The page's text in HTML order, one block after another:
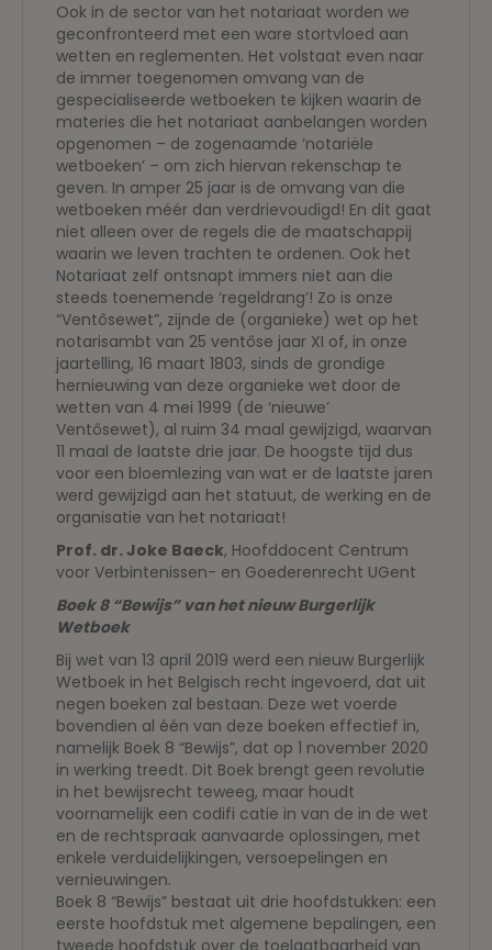
Ook in de sector van het notariaat worden we
geconfronteerd met een ware stortvloed aan
wetten en reglementen. Het volstaat even naar
de immer toegenomen omvang van de
gespecialiseerde wetboeken te kijken waarin de
materies die het notariaat aanbelangen worden
opgenomen – de zogenaamde ‘notariële
wetboeken’ – om zich hiervan rekenschap te
geven. In amper 25 jaar is de omvang van die
wetboeken méér dan verdrievoudigd! En dit gaat
niet alleen over de regels die de maatschappij
waarin we leven trachten te ordenen. Ook het
Notariaat zelf ontsnapt immers niet aan die
steeds toenemende ‘regeldrang’! Zo is onze
“Ventôsewet”, zijnde de (organieke) wet op het
notarisambt van 25 ventôse jaar XI of, in onze
jaartelling, 16 maart 1803, sinds de grondige
hernieuwing van deze organieke wet door de
wetten van 4 mei 1999 (de ‘nieuwe’
Ventôsewet), al ruim 34 maal gewijzigd, waarvan
11 maal de laatste drie jaar. De hoogste tijd dus
voor een bloemlezing van wat er de laatste jaren
werd gewijzigd aan het statuut, de werking en de
organisatie van het notariaat!
Prof. dr. Joke Baeck, Hoofddocent Centrum
voor Verbintenissen- en Goederenrecht UGent
Boek 8 “Bewijs” van het nieuw Burgerlijk
Wetboek
Bij wet van 13 april 2019 werd een nieuw Burgerlijk
Wetboek in het Belgisch recht ingevoerd, dat uit
negen boeken zal bestaan. Deze wet voerde
bovendien al één van deze boeken effectief in,
namelijk Boek 8 “Bewijs”, dat op 1 november 2020
in werking treedt. Dit Boek brengt geen revolutie
in het bewijsrecht teweeg, maar houdt
voornamelijk een codifi catie in van de in de wet
en de rechtspraak aanvaarde oplossingen, met
enkele verduidelijkingen, versoepelingen en
vernieuwingen.
Boek 8 “Bewijs” bestaat uit drie hoofdstukken: een
eerste hoofdstuk met algemene bepalingen, een